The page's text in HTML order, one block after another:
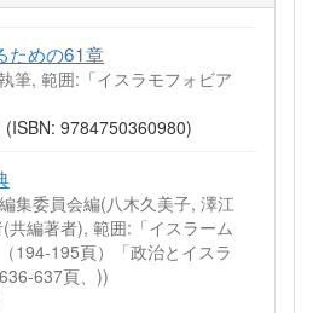
ための61章
筆, 範囲:「イスラモフォビア
9784750360980)
集委員会編(八木久美子, 澤江
共編著者), 範囲:「イスラーム
194-195頁）「政治とイスラ
637頁、))